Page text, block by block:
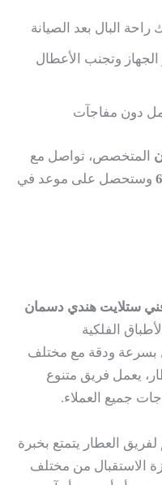
راحة البال بعد الصيانة
الجهاز وتجنب الأعطال
دون مفاجآت
المتخصص، تواصل مع
وستحصل على موعد في
ستلايت هندي دسمان
الفلكية
بسرعة ودقة مع مختلف
يعمل فريق متنوع
جميع العملاء.
لفريق العطار يتمتع بخبرة
الاستقبال من مختلف